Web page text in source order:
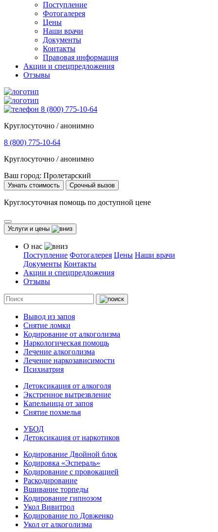
Поступление
Фотогалерея
Цены
Наши врачи
Документы
Контакты
Правовая информация
Акции и спецпредложения
Отзывы
8 (800) 775-10-64
Круглосуточно / анонимно
8 (800) 775-10-64
Круглосуточно / анонимно
Ваш город: Пролетарский
Узнать стоимость Срочный вызов
Круглосуточная помощь по доступной цене
Услуги и цены
О нас
Поступление Фотогалерея Цены Наши врачи
Документы Контакты
Акции и спецпредложения
Отзывы
Вывод из запоя
Снятие ломки
Кодирование от алкоголизма
Наркологическая помощь
Лечение алкоголизма
Лечение наркозависимости
Психиатрия
Детоксикация от алкоголя
Экстренное вытрезвление
Капельница от запоя
Снятие похмелья
УБОД
Детоксикация от наркотиков
Кодирование Двойной блок
Кодировка «Эспераль»
Кодирование с провокацией
Раскодирование
Вшивание торпеды
Кодирование гипнозом
Укол Вивитрол
Кодирование по Довженко
Укол от алкоголизма